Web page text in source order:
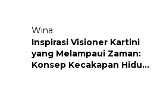
Wina
Inspirasi Visioner Kartini
yang Melampaui Zaman:
Konsep Kecakapan Hidup